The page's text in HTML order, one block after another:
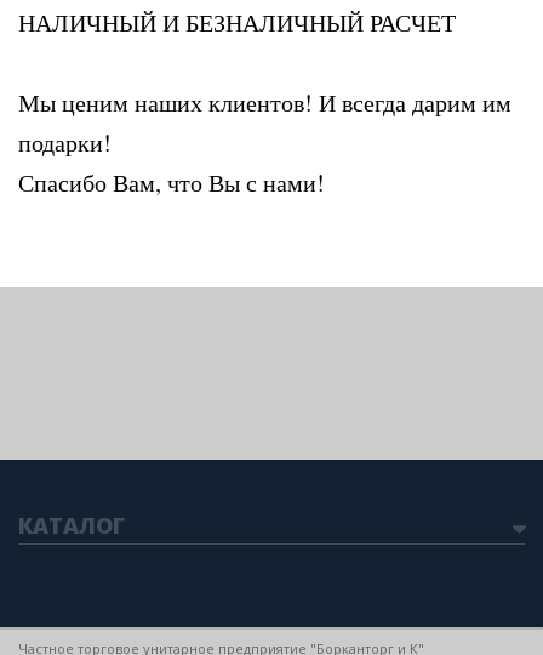
НАЛИЧНЫЙ И БЕЗНАЛИЧНЫЙ РАСЧЕТ
Мы ценим наших клиентов! И всегда дарим им
подарки!
Спасибо Вам, что Вы с нами!
КАТАЛОГ
Частное торговое унитарное предприятие "Борканторг и К"